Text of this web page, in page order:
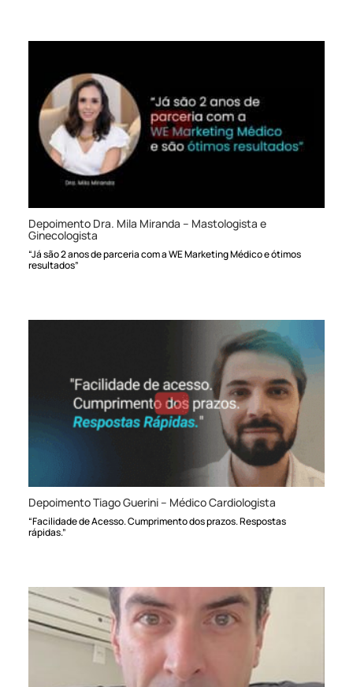
Depoimento Dra. Mila Miranda – Mastologista e
Ginecologista
“Já são 2 anos de parceria com a WE Marketing Médico e ótimos
resultados”
Depoimento Tiago Guerini – Médico Cardiologista
“Facilidade de Acesso. Cumprimento dos prazos. Respostas
rápidas.”